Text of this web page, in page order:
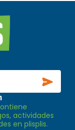
actividades
en plisplis.